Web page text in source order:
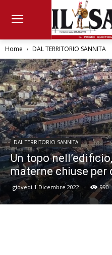
Home DAL TERRITORIO SANNITA
DAL TERRITORIO SANNITA
Un topo
materne chiuse
giovedì 1 Dicembre 2022 990